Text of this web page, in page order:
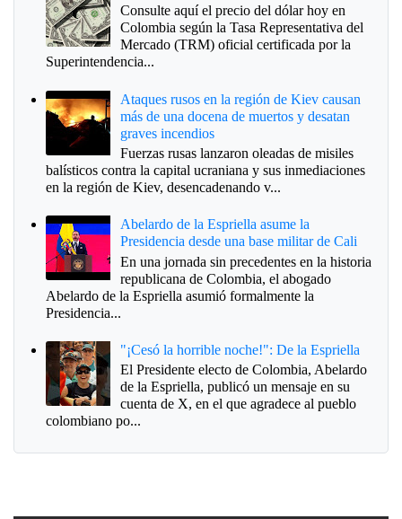
Consulte aquí el precio del dólar hoy en
Colombia según la Tasa Representativa del
Mercado (TRM) oficial certificada por la
Superintendencia...
Ataques rusos en la región de Kiev causan
más de una docena de muertos y desatan
graves incendios
Fuerzas rusas lanzaron oleadas de misiles
balísticos contra la capital ucraniana y sus inmediaciones
en la región de Kiev, desencadenando v...
Abelardo de la Espriella asume la
Presidencia desde una base militar de Cali
En una jornada sin precedentes en la historia
republicana de Colombia, el abogado
Abelardo de la Espriella asumió formalmente la
Presidencia...
"¡Cesó la horrible noche!": De la Espriella
El Presidente electo de Colombia, Abelardo
de la Espriella, publicó un mensaje en su
cuenta de X, en el que agradece al pueblo
colombiano po...